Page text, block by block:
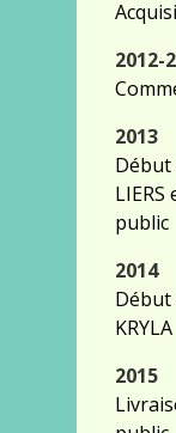
2012-
2013
public
2014
KRYLA
2015